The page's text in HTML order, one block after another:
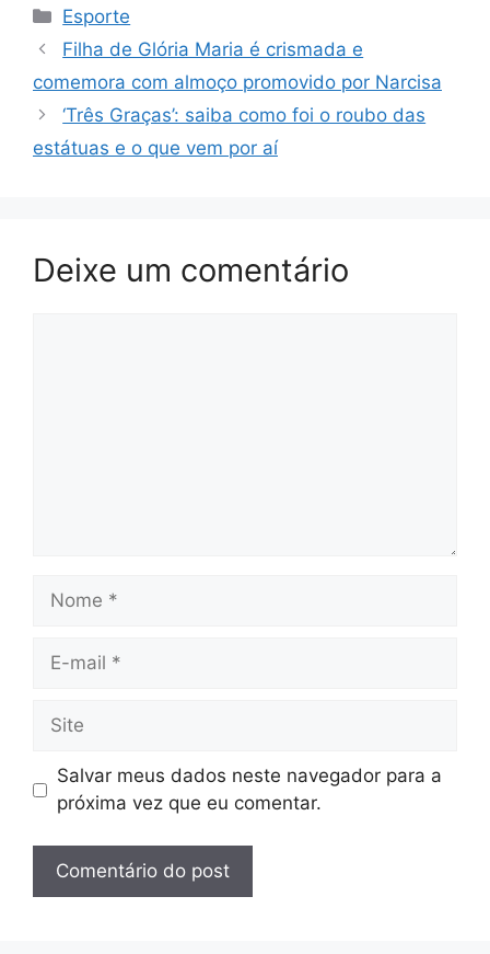
Categorias
Esporte
Filha de Glória Maria é crismada e
comemora com almoço promovido por Narcisa
‘Três Graças’: saiba como foi o roubo das
estátuas e o que vem por aí
Deixe um comentário
Nome
Site
Salvar meus dados neste navegador para a
próxima vez que eu comentar.